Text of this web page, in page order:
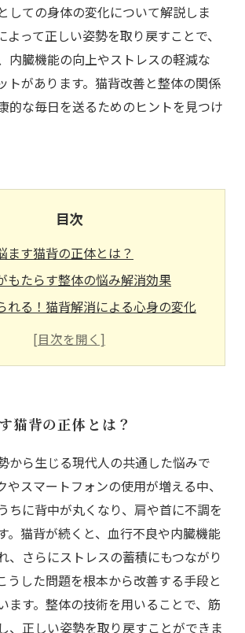
しての身体の変化について解説しま
よって正しい姿勢を取り戻すことで、
内臓機能の向上やストレスの軽減な
トがあります。猫背改善と整体の関係
的な毎日を送るためのヒントを見つけ
目次
ます猫背の正体とは？
もたらす整体の悩み解消効果
れる！猫背解消による心身の変化
潜む猫背の原因とその影響
猫背の正体とは？
から生じる現代人の共通した悩みで
やスマートフォンの使用が増える中、
ちに背中が丸くなり、肩や首に不調を
。猫背が続くと、血行不良や内臓機能
、さらにストレスの蓄積にもつながり
うした問題を根本から改善する手段と
ます。整体の技術を用いることで、筋
、正しい姿勢を取り戻すことができま